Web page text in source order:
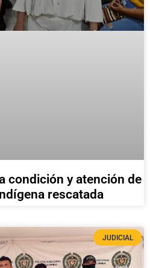
condición y atención de
rescatada
JUDICIAL